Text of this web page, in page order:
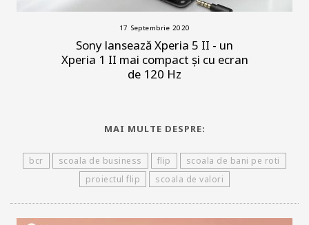
17 Septembrie 2020
Sony lansează Xperia 5 II - un
Xperia 1 II mai compact și cu ecran
de 120 Hz
MAI MULTE DESPRE:
bcr scoala de business flip
scoala de bani pe roti
proiectul flip
scoala de valori